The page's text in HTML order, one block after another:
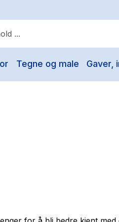
Tegne og male Gaver,